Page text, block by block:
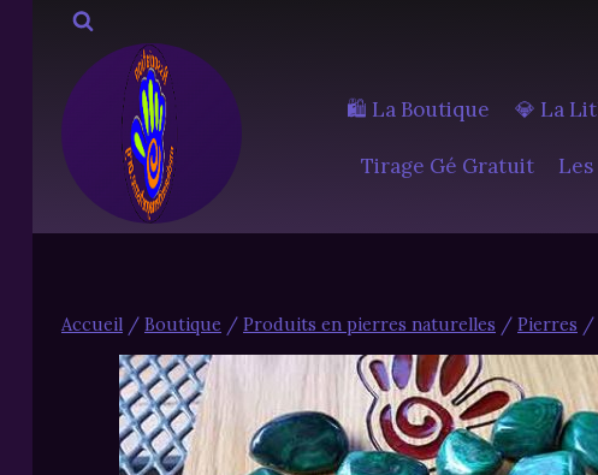
Aller
contenu
🛍️ La Boutique 💎 La
Tirage Gé Gratuit
Accueil / Boutique / Produits en pierres naturelles / Pierres /